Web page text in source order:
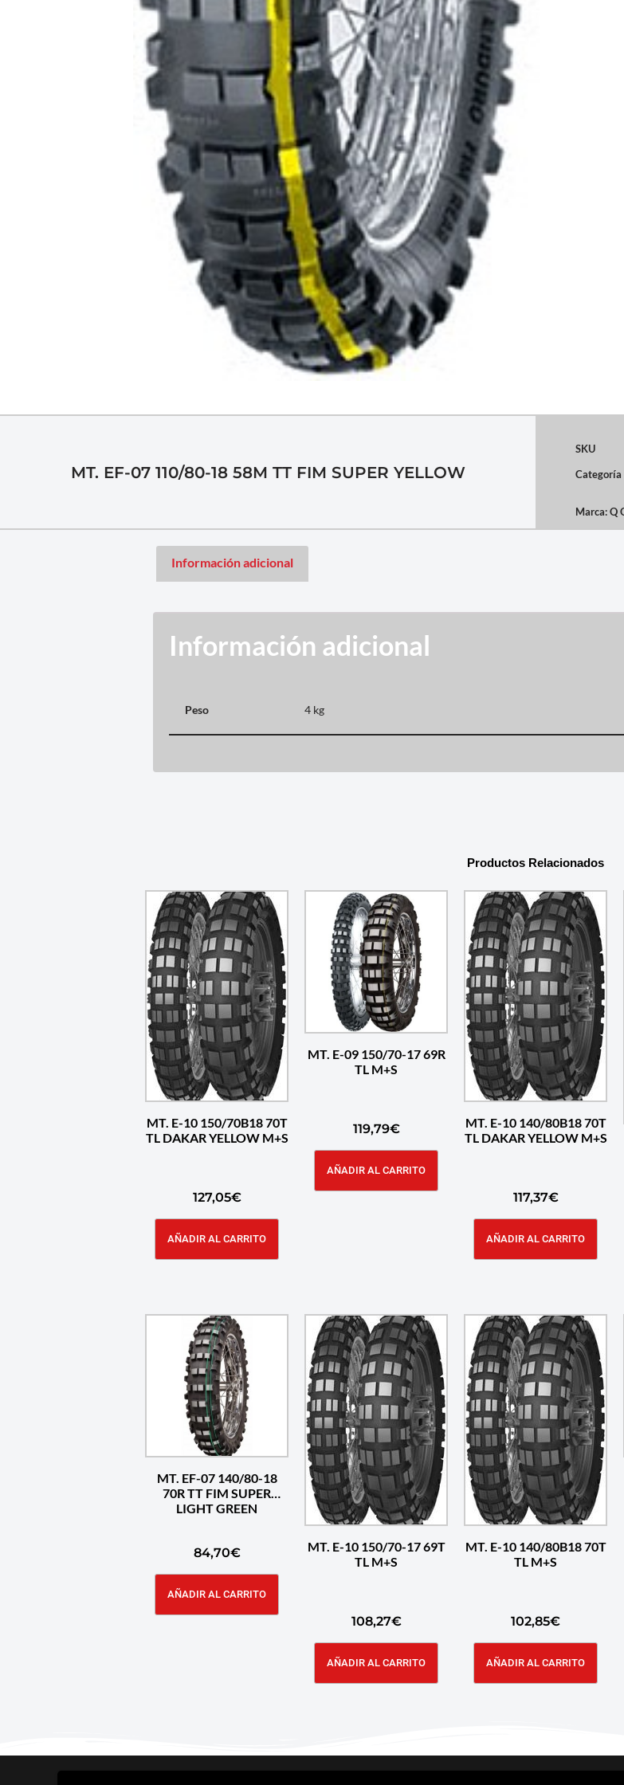
MT. EF-07 110/80-18 58M TT FIM SUPER YELLOW
SKU
Categoría
Marca:Q
Información adicional
Información adicional
Peso 4 kg
Productos Relacionados
MT. E-10 150/70B18 70T
TL DAKAR YELLOW M+S
127,05€
AÑADIR AL CARRITO
MT. E-09 150/70-17 69R
TL M+S
119,79€
AÑADIR AL CARRITO
MT. E-10 140/80B18 70T
TL DAKAR YELLOW M+S
117,37€
AÑADIR AL CARRITO
MT. EF-07 140/80-18
70R TT FIM SUPER
LIGHT GREEN
84,70€
AÑADIR AL CARRITO
MT. E-10 150/70-17 69T
TL M+S
108,27€
AÑADIR AL CARRITO
MT. E-10 140/80B18 70T
TL M+S
102,85€
AÑADIR AL CARRITO